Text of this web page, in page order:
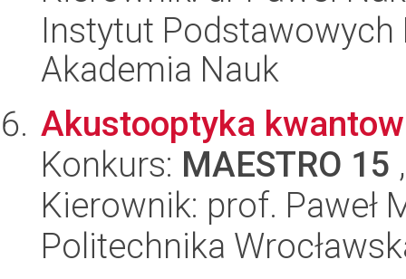
Instytut
Akademia Nauk
Akustooptyka
Konkurs: MAESTRO 15
Kierownik: prof. Paweł
Politechnika